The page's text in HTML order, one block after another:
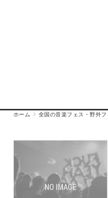
ホーム 全国の音楽フェス・野外